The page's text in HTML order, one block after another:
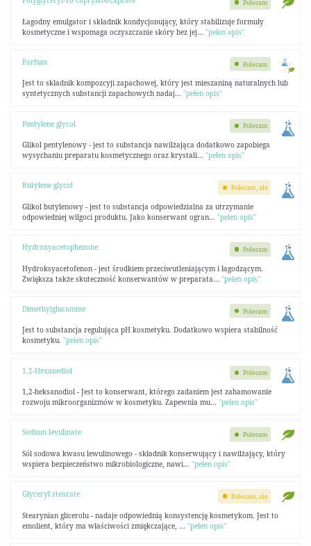
Łagodny emulgator i składnik kondycjonujący, który stabilizuje formuły
kosmetyczne i wspomaga oczyszczanie skóry bez jej... "pełen opis"
Polecam
Parfum
Jest to składnik kompozcyji zapachowej, który jest mieszaniną naturalnych lub
syntetycznych substancji zapachowych nadaj... "pełen opis"
Polecam
Pentylene glycol
Glikol pentylenowy - jest to substancja nawilżająca dodatkowo zapobiega
wysychaniu preparatu kosmetycznego oraz krystali... "pełen opis"
Polecam
Butylene glycol
Glikol butylenowy - jest to substancja odpowiedzialna za utrzymanie
odpowiedniej wilgoci produktu. Jako konserwant ogran... "pełen opis"
Polecam, ale
Hydroxyacetophenone
Hydroksyacetofenon - jest środkiem przeciwutleniającym i łagodzącym.
Zwiększa także skuteczność konserwantów w preparata... "pełen opis"
Polecam
Dimethylglucamine
Jest to substancja regulująca pH kosmetyku. Dodatkowo wspiera stabilność
kosmetyku. "pełen opis"
Polecam
1,2-Hexanediol
1,2-heksanodiol - Jest to konserwant, którego zadaniem jest zahamowanie
rozwoju mikroorganizmów w kosmetyku. Zapewnia mu... "pełen opis"
Polecam
Sodium levulinate
Sól sodowa kwasu lewulinowego - składnik konserwujący i nawilżający, który
wspiera bezpieczeństwo mikrobiologiczne, nawi... "pełen opis"
Polecam
Glyceryl stearate
Stearynian glicerolu - nadaje odpowiednią konsystencję kosmetykom. Jest to
emolient, który ma właściwości zmiękczające, ... "pełen opis"
Polecam, ale